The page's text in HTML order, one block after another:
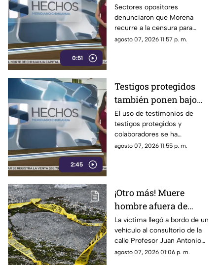
0:51
censura para ocultar
seńalamientos de
narcopolítica
Sectores opositores
denunciaron que Morena
recurre a la censura para
imponer su versión oficial y
agosto 07, 2026 11:57 p. m.
2:45
Testigos protegidos
también ponen bajo
presión a políticos en
México; detienen a
exgobernador señalado
por caso Ayotzinapa
El uso de testimonios de
testigos protegidos y
colaboradores se ha
convertido nuevamente en un
ocasiones por integrantes de
la Cuarta Transformación
cuando es utilizado en Estados
Unidos contra presuntos
narcopolíticos, también ha
sido empleado en
investigaciones dentro de
agosto 07, 2026 11:55 p. m.
¡Otro más! Muere
hombre afuera de
farmacia tras sufrir
una descarga eléctrica
en Ciudad Juárez
La víctima llegó a bordo de un
vehículo al consultorio de la
calle Profesor Juan Antonio
Pedroza para pedir auxilio,
agosto 07, 2026 01:06 p. m.